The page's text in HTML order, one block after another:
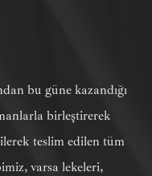
bu güne kazandığı
birleştirerek
teslim edilen tüm
varsa lekeleri,